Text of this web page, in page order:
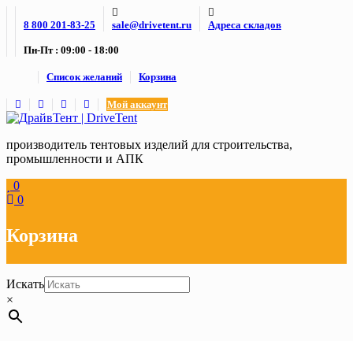
8 800 201-83-25 sale@drivetent.ru Адреса складов
Пн-Пт : 09:00 - 18:00
Список желаний Корзина
Мой аккаунт
производитель тентовых изделий для строительства,
промышленности и АПК
0
0
Корзина
Искать
×